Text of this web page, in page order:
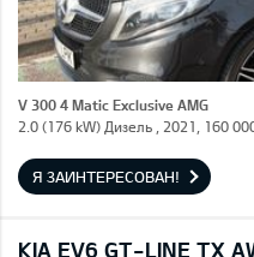
V 300 4 Matic Exclusive AMG
2.0 (176 kW) Дизель , 2021, 160
Я ЗАИНТЕРЕСОВАН!
KIA EV6 GT-LINE TX